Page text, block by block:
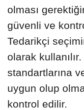
olması
güvenli ve
Tedarikçi
olarak
standartlarına
uygun olup
kontrol edilir.